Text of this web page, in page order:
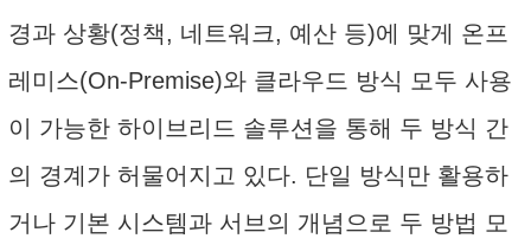
경과 상황(정책, 네트워크, 예산 등)에 맞게 온프
레미스(On-Premise)와 클라우드 방식 모두 사용
이 가능한 하이브리드 솔루션을 통해 두 방식 간
의 경계가 허물어지고 있다. 단일 방식만 활용하
거나 기본 시스템과 서브의 개념으로 두 방법 모